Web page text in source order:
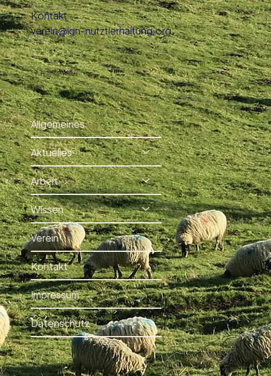
Kontakt
verein@ign-nutztierhaltung.org
Allgemeines
Aktuelles
Arbeit
Wissen
Verein
Kontakt
Impressum
Datenschutz